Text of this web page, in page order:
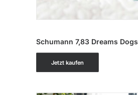
Schumann 7,83 Dreams Dogs
Jetzt kaufen